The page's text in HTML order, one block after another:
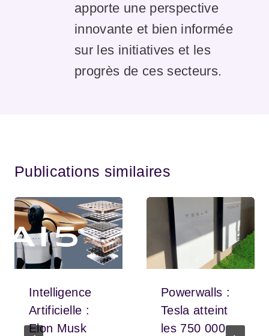
apporte une perspective
innovante et bien informée
sur les initiatives et les
progrès de ces secteurs.
Publications similaires
Intelligence
Artificielle :
Elon Musk
Powerwalls :
Tesla atteint
les 750 000